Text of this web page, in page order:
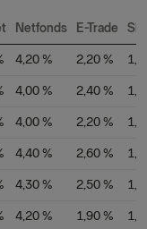
Netfonds E-Trade
4,20 % 2,20 %
4,00 % 2,40 %
4,00 % 2,20 %
4,40 % 2,60 %
4,30 % 2,50 %
4,20 % 1,90 %